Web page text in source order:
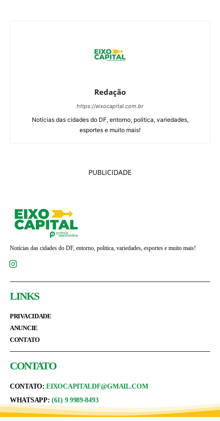
Redação
https://eixocapital.com.br
Notícias das cidades do DF, entorno, politica, variedades,
esportes e muito mais!
PUBLICIDADE
Notícias das cidades do DF, entorno, politica, variedades, esportes e muito mais!
LINKS
PRIVACIDADE
ANUNCIE
CONTATO
CONTATO
CONTATO:EIXOCAPITALDF@GMAIL.COM
WHATSAPP: (61) 9 9989-8493